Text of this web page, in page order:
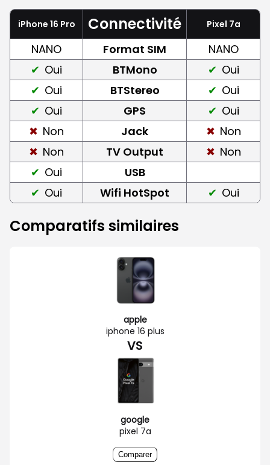
iPhone 16 Pro Connectivité Pixel 7a
NANO Format SIM
NANO
Oui
BTMono
Oui
Oui
BTStereo
Oui
Oui
GPS
Oui
Non
Jack
Non
Non
TV Output
Non
Oui
USB
Oui
Wifi HotSpot Oui
Comparatifs similaires
apple
iphone 16 plus
VS
google
pixel 7a
Comparer